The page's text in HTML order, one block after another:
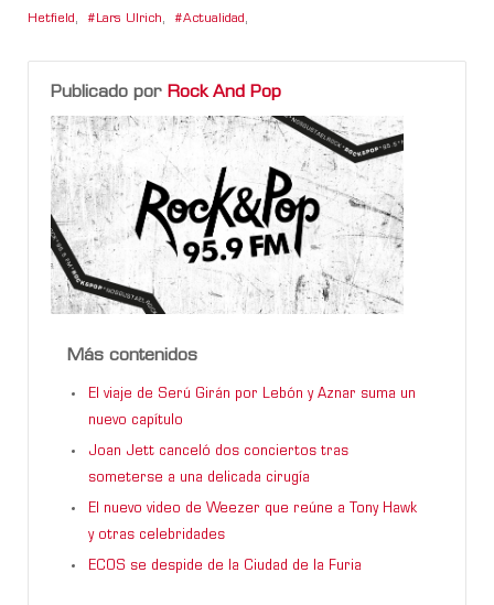
Hetfield , Lars Ulrich, Actualidad ,
Publicado por Rock And Pop
Más contenidos
El viaje de Serú Girán por Lebón y Aznar suma un
nuevo capítulo
Joan Jett canceló dos conciertos tras
someterse a una delicada cirugía
El nuevo video de Weezer que reúne a Tony Hawk
y otras celebridades
ECOS se despide de la Ciudad de la Furia